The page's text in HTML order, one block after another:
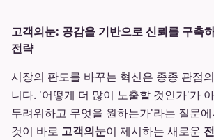
고객의눈: 공감을 기반으로 신뢰를 구축
전략
시장의 판도를 바꾸는 혁신은 종종 관점
니다. '어떻게 더 많이 노출할 것인가'가
두려워하고 무엇을 원하는가'라는 질문
것이 바로 고객의눈이 제시하는 새로운